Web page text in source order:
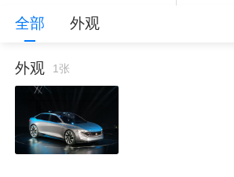
全部 外观
外观 1张